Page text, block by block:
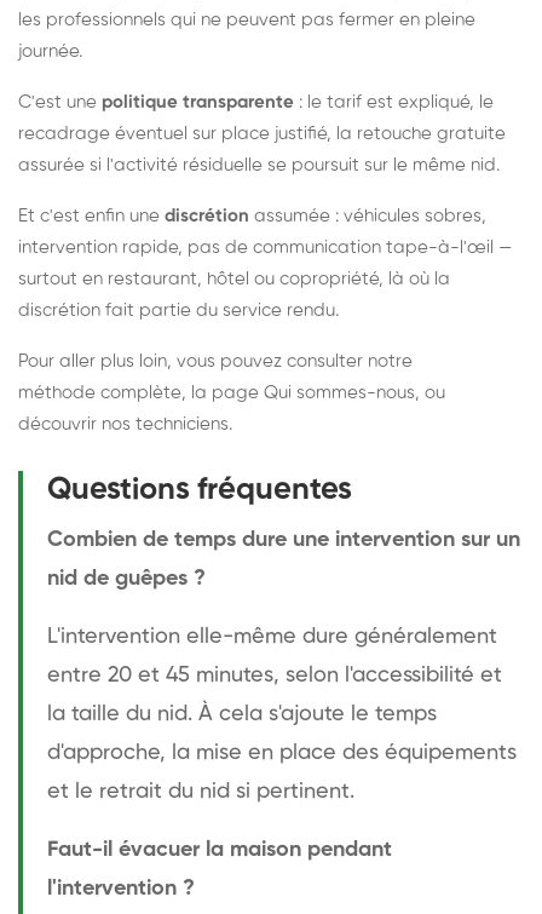
les professionnels qui ne peuvent pas fermer en pleine
journée.
C'est une politique transparente : le tarif est expliqué, le
recadrage éventuel sur place justifié, la retouche gratuite
assurée si l'activité résiduelle se poursuit sur le même nid.
Et c'est enfin une discrétion assumée : véhicules sobres,
intervention rapide, pas de communication tape-à-l'œil —
surtout en restaurant, hôtel ou copropriété, là où la
discrétion fait partie du service rendu.
Pour aller plus loin, vous pouvez consulter notre
méthode complète, la page Qui sommes-nous, ou
découvrir nos techniciens.
Questions fréquentes
Combien de temps dure une intervention sur un
nid de guêpes ?
L'intervention elle-même dure généralement
entre 20 et 45 minutes, selon l'accessibilité et
la taille du nid. À cela s'ajoute le temps
d'approche, la mise en place des équipements
et le retrait du nid si pertinent.
Faut-il évacuer la maison pendant
l'intervention ?